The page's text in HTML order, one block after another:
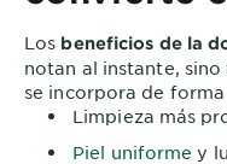
Los beneficios de la
notan al instante,
se incorpora de
Limpieza más
Piel uniforme y